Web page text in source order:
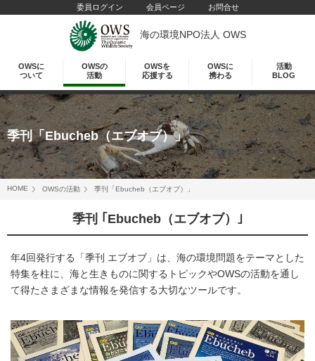
委員ログイン 会員ページ お問合せ
海の環境NPO法人 OWS
OWSに
ついて
OWSの
活動
OWSを
応援する
OWSに
携わる
活動
BLOG
季刊「Ebucheb（エブオブ）」
HOME OWSの活動 季刊「Ebucheb（エブオブ）」
季刊 ｢Ebucheb（エブオブ）｣
年4回発行する「季刊 エブオブ」は、海の環境問題をテーマとした
特集を柱に、海と生きものに関するトピックやOWSの活動を通し
て得たさまざまな情報を発信する大切なツールです。